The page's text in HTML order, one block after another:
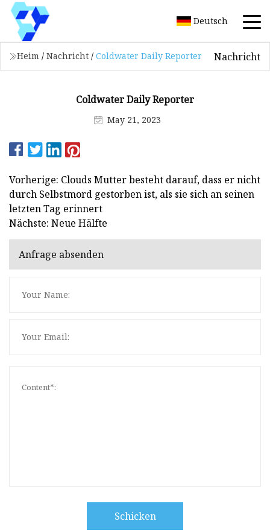
Deutsch
Heim / Nachricht / Coldwater Daily Reporter Nachricht
Coldwater Daily Reporter
May 21, 2023
Vorherige: Clouds Mutter besteht darauf, dass er nicht
durch Selbstmord gestorben ist, als sie sich an seinen
letzten Tag erinnert
Nächste: Neue Hälfte
Anfrage absenden
Schicken